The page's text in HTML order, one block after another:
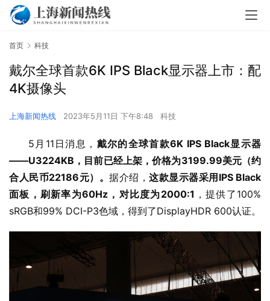
首页 科技
戴尔全球首款6K IPS Black显示器上市：配
4K摄像头
上海新闻热线 2023年5月11日 下午8:48 科技
5月11日消息， 戴尔的全球首款6K IPS Black显示器
——U3224KB，目前已经上架，价格为3199.99美元（约
合人民币22186元）。 据介绍， 这款显示器采用IPS Black
面板，刷新率为60Hz，对比度为2000:1 ，提供了100%
sRGB和99% DCI-P3色域，得到了DisplayHDR 600认证。